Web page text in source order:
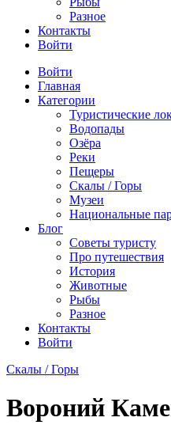
Разное
Контакты
Войти
Войти
Главная
Категории
Туристические
Водопады
Озёра
Реки
Пещеры
Скалы / Горы
Музеи
Национальные
Блог
Советы туристу
Про путешествия
История
Животные
Рыбы
Разное
Контакты
Войти
Скалы / Горы
Вороний